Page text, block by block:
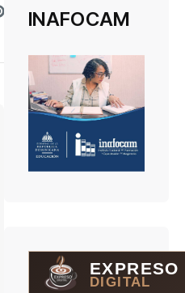
INAFOCAM
EXPRESO
DIGITAL